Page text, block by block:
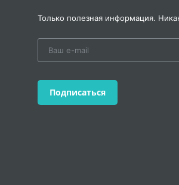
Только полезная информация.
Подписаться